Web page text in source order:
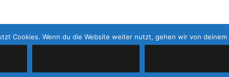
Cookies. Wenn du die Website weiter nutzt, gehen wir von deinem